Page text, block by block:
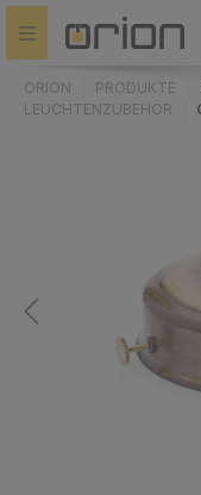
springen
ORION PRODUKTE
LEUCHTENZUBEHÖR